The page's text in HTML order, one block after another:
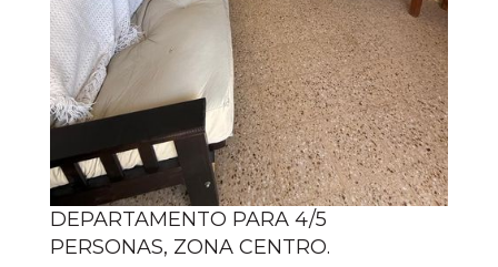
DEPARTAMENTO PARA 4/5
PERSONAS, ZONA CENTRO.